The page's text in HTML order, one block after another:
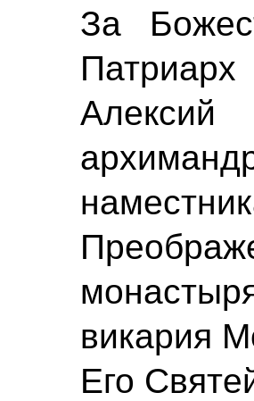
За
викария
Его